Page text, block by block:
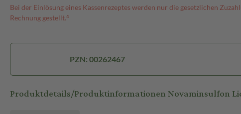
Bei der Einlösung eines Kassenrezeptes werden nur die gesetzlichen
Rechnung gestellt.⁴
PZN: 00262467
Produktdetails/Produktinformationen Novaminsulfon